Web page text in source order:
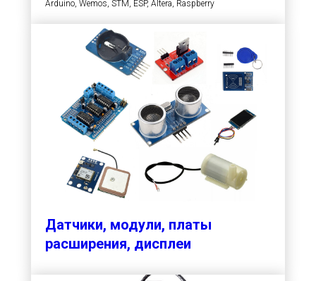
Arduino, Wemos, STM, ESP, Altera, Raspberry
Датчики, модули, платы
расширения, дисплеи